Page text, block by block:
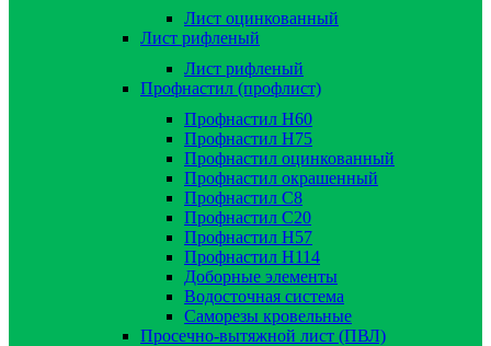
Лист оцинкованный
Лист рифленый
Лист рифленый
Профнастил (профлист)
Профнастил Н60
Профнастил Н75
Профнастил оцинкованный
Профнастил окрашенный
Профнастил С8
Профнастил С20
Профнастил Н57
Профнастил Н114
Доборные элементы
Водосточная система
Саморезы кровельные
Просечно-вытяжной лист (ПВЛ)